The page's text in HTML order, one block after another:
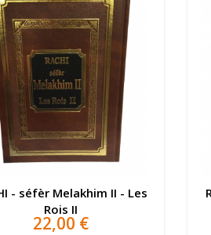
- séfèr Melakhim II - Les
Rois II
22,00 €